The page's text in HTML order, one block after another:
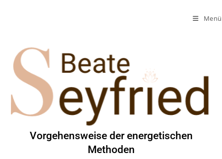
Menü
Vorgehensweise der energetischen
Methoden